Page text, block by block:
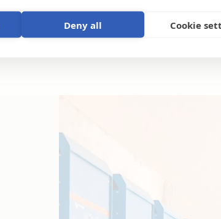
Deny all Cookie